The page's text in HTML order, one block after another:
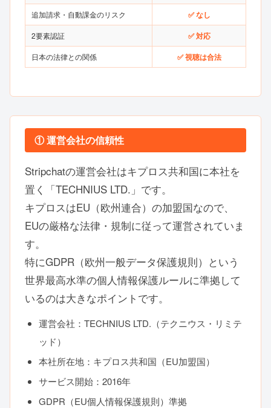
追加請求・自動課金のリスク ✅ なし
2要素認証 ✅ 対応
日本の法律との関係 ✅ 視聴は合法
① 運営会社の信頼性
Stripchatの運営会社はキプロス共和国に本社を
置く「TECHNIUS LTD.」です。
キプロスはEU（欧州連合）の加盟国なので、
EUの厳格な法律・規制に従って運営されていま
す。
特にGDPR（欧州一般データ保護規則）という
世界最高水準の個人情報保護ルールに準拠して
いるのは大きなポイントです。
運営会社：TECHNIUS LTD.（テクニウス・リミテ
ッド）
本社所在地：キプロス共和国（EU加盟国）
サービス開始：2016年
GDPR（EU個人情報保護規則）準拠